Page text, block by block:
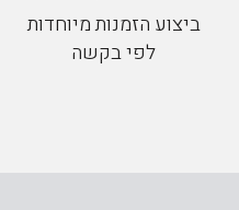
ביצוע הזמנות מיוחדות
לפי בקשה